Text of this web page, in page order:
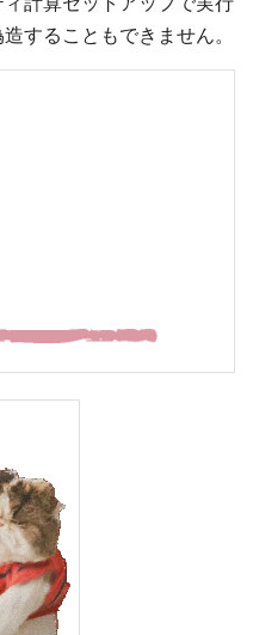
することもできません。